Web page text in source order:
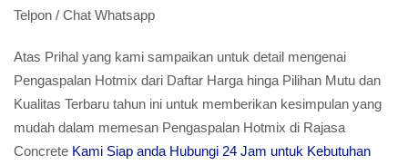
Telpon / Chat Whatsapp
Atas Prihal yang kami sampaikan untuk detail mengenai
Pengaspalan Hotmix dari Daftar Harga hinga Pilihan Mutu dan
Kualitas Terbaru tahun ini untuk memberikan kesimpulan yang
mudah dalam memesan Pengaspalan Hotmix di Rajasa
Concrete Kami Siap anda Hubungi 24 Jam untuk Kebutuhan